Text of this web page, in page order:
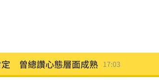
定 曾總讚心態層面成熟 17:03